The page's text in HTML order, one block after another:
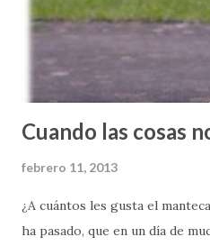
Cuando las cosas
febrero 11, 2013
¿A cuántos les gusta el
ha pasado, que en un día de